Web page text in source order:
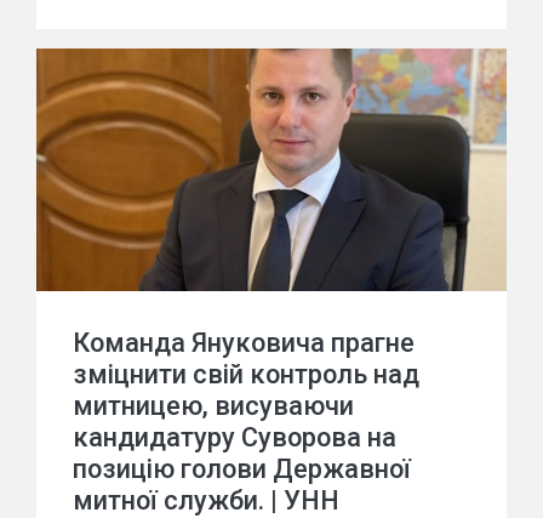
Команда Януковича прагне
зміцнити свій контроль над
митницею, висуваючи
кандидатуру Суворова на
позицію голови Державної
митної служби. | УНН